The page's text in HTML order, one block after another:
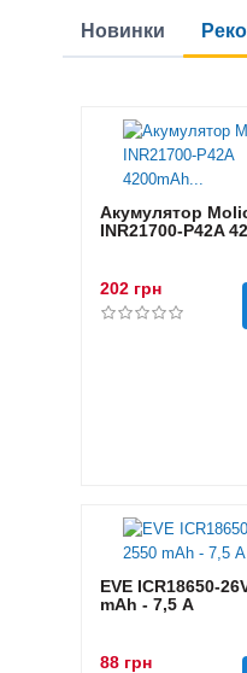
Новинки
Акумулятор
INR21700-P42A
202 грн
EVE ICR18650-
mAh - 7,5 А
88 грн